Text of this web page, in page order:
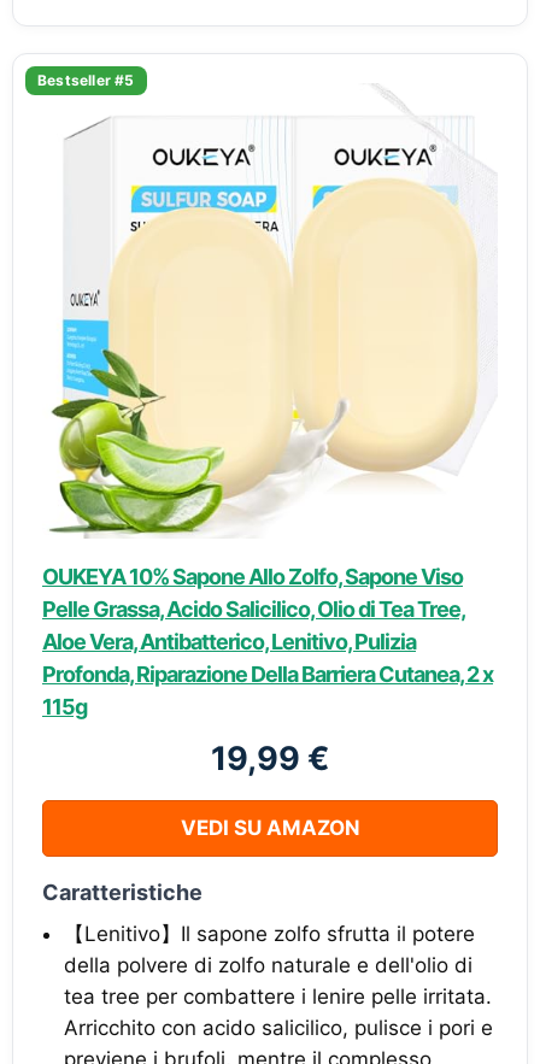
Bestseller #5
OUKEYA 10% Sapone Allo Zolfo, Sapone Viso
Pelle Grassa, Acido Salicilico, Olio di Tea Tree,
Aloe Vera, Antibatterico, Lenitivo, Pulizia
Profonda, Riparazione Della Barriera Cutanea, 2 x
115g
19,99 €
VEDI SU AMAZON
Caratteristiche
【Lenitivo】Il sapone zolfo sfrutta il potere
della polvere di zolfo naturale e dell'olio di
tea tree per combattere i lenire pelle irritata.
Arricchito con acido salicilico, pulisce i pori e
previene i brufoli, mentre il complesso